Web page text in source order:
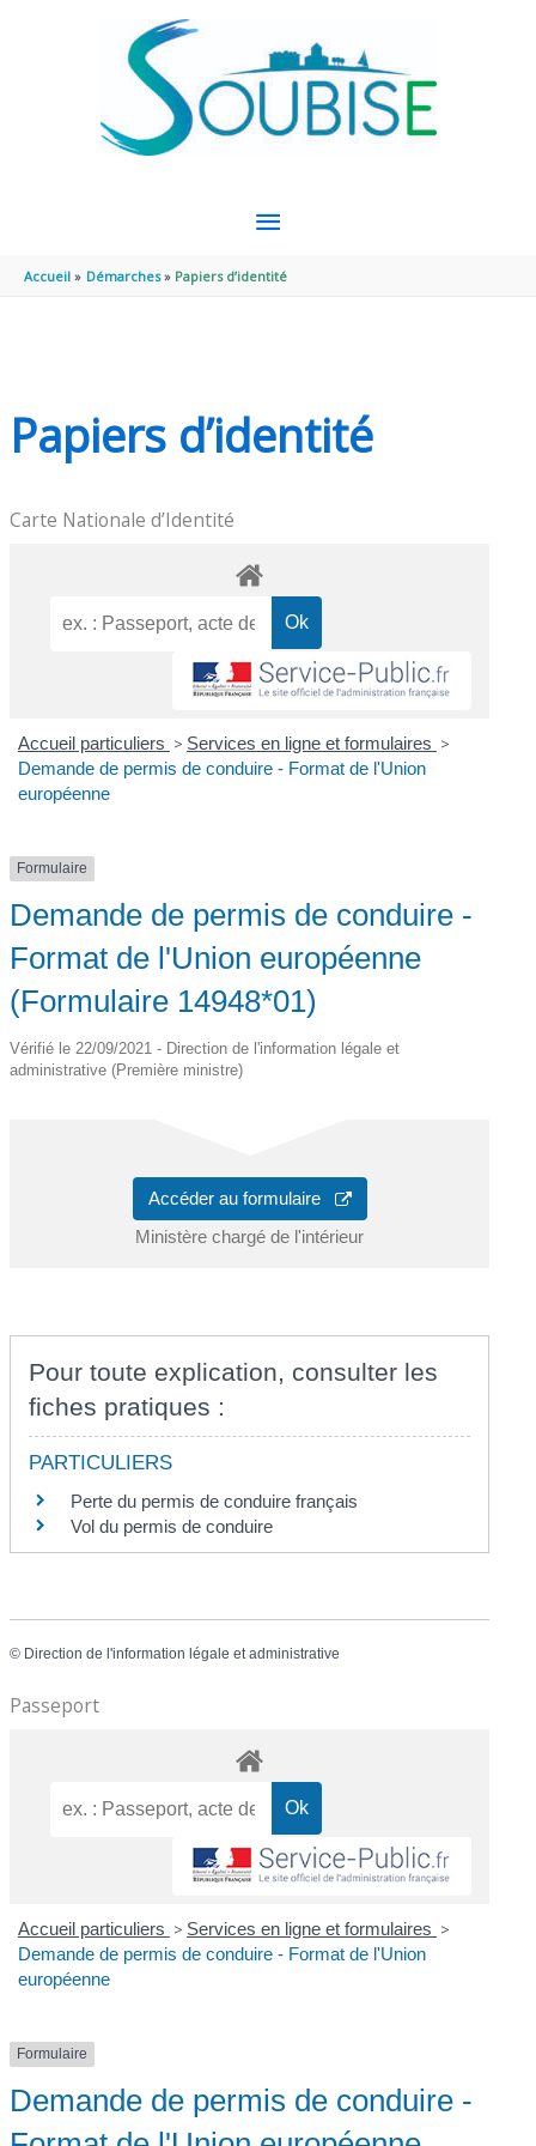
MENU
PRINCIPAL
Accueil Démarches Papiers d’identité
Papiers d’identité
Carte Nationale d’Identité
Accueil particuliers > Services en ligne et formulaires >
Demande de permis de conduire - Format de l'Union
européenne
Formulaire
Demande de permis de conduire -
Format de l'Union européenne
(Formulaire 14948*01)
Vérifié le 22/09/2021 - Direction de l'information légale et
administrative (Première ministre)
Accéder au formulaire
Ministère chargé de l'intérieur
Pour toute explication, consulter les
fiches pratiques :
PARTICULIERS
Perte du permis de conduire français
Vol du permis de conduire
© Direction de l'information légale et administrative
Passeport
Accueil particuliers > Services en ligne et formulaires >
Demande de permis de conduire - Format de l'Union
européenne
Formulaire
Demande de permis de conduire -